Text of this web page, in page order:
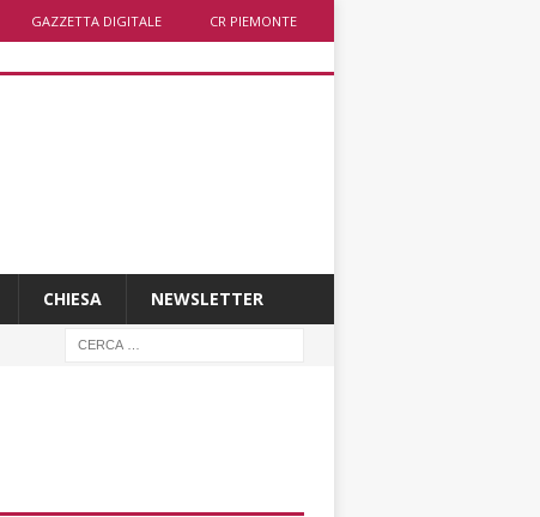
GAZZETTA DIGITALE CR PIEMONTE
CHIESA NEWSLETTER